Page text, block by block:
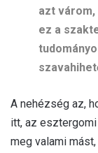
azt
ez a
A nehézség az,
itt, az esztergomi
meg valami